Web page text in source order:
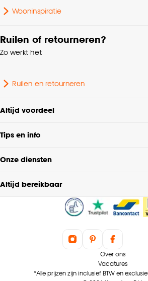
Wooninspiratie
Ruilen of retourneren?
Zo werkt het
Ruilen en retourneren
Altijd voordeel
Tips en info
Onze diensten
Altijd bereikbaar
Over ons
Vacatures
*Alle prijzen zijn inclusief BTW en